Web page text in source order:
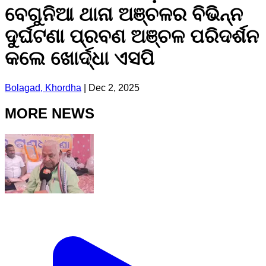
ବେଗୁନିଆ ଥାନା ଅଞ୍ଚଳର ବିଭିନ୍ନ
ଦୁର୍ଘଟଣା ପ୍ରବଣ ଅଞ୍ଚଳ ପରିଦର୍ଶନ
କଲେ ଖୋର୍ଦ୍ଧା ଏସପି
Bolagad, Khordha Dec 2, 2025
MORE NEWS